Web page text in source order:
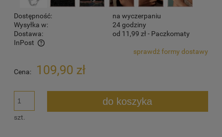
Dostępność:
na wyczerpaniu
Wysyłka w:
24 godziny
Dostawa:
od 11,99 zł- Paczkomaty
InPost
Cena nie zawiera ewentualnych kosztów płatnościsprawdź formy dostawy
Cena: 109,90 zł
szt.
do koszyka